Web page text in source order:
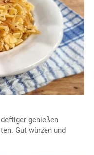
genießen
Gut würzen und